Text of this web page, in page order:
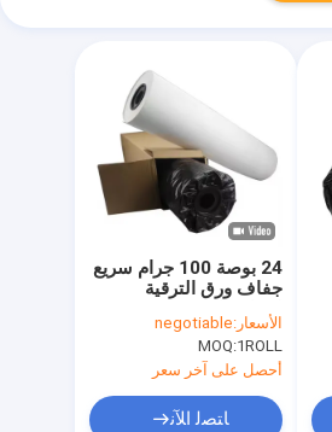
24 بوصة 100 جرام سريع
جفاف ورق الترقية
لبرنامج إيه بي
Surecolor F570
الطابعة
الأسعار:negotiable
MOQ:1ROLL
أحصل على آخر سعر
ﺎﺘﺼﻟ ﺍﻶﻧ